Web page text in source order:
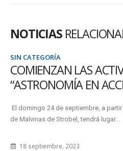
NOTICIAS
LAS
EN ACCIÓN”
24 de septiembre, a partir de las
de Strobel, tendrá lugar...
2023